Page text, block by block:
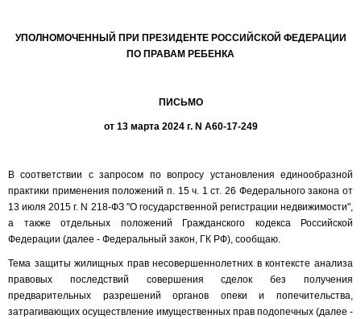
УПОЛНОМОЧЕННЫЙ ПРИ ПРЕЗИДЕНТЕ РОССИЙСКОЙ ФЕДЕРАЦИИ
ПО ПРАВАМ РЕБЕНКА
ПИСЬМО
от 13 марта 2024 г. N А60-17-249
В соответствии с запросом по вопросу установления единообразной
практики применения положений п. 15 ч. 1 ст. 26 Федерального закона от
13 июля 2015 г. N 218-ФЗ "О государственной регистрации недвижимости",
а также отдельных положений Гражданского кодекса Российской
Федерации (далее - Федеральный закон, ГК РФ), сообщаю.
Тема защиты жилищных прав несовершеннолетних в контексте анализа
правовых последствий совершения сделок без получения
предварительных разрешений органов опеки и попечительства,
затрагивающих осуществление имущественных прав подопечных (далее -